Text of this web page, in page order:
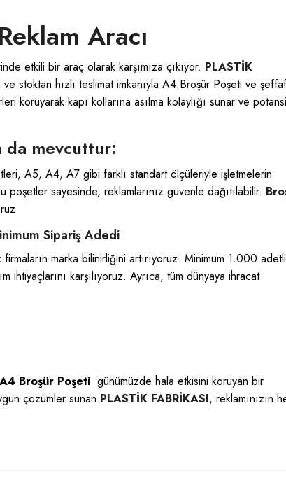
Aracı
etkili bir araç olarak karşımıza çıkıyor. PLASTİK
stoktan hızlı teslimat imkanıyla A4 Broşür Poşeti ve şeffaf
koruyarak kapı kollarına asılma kolaylığı sunar ve
da mevcuttur:
A5, A4, A7 gibi farklı standart ölçüleriyle işletmelerin
poşetler sayesinde, reklamlarınız güvenle dağıtılabilir.
Sipariş Adedi
marka bilinirliğini artırıyoruz. Minimum 1.000
ihtiyaçlarını karşılıyoruz. Ayrıca, tüm dünyaya ihracat
A4 Broşür Poşeti günümüzde hala etkisini koruyan bir
çözümler sunan PLASTİK FABRİKASI, reklamınızın